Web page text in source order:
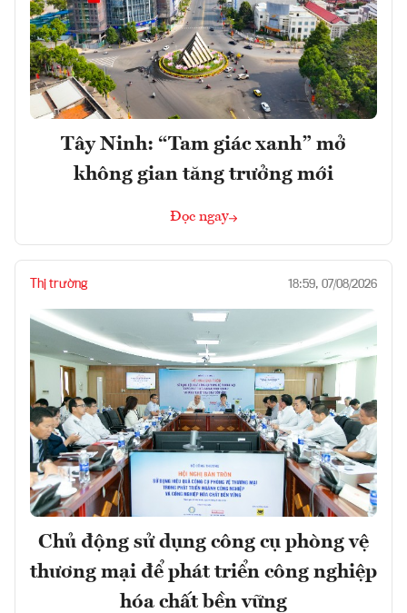
Tây Ninh: “Tam giác xanh” mở
không gian tăng trưởng mới
Đọc ngay
Thị trường 18:59, 07/08/2026
Chủ động sử dụng công cụ phòng vệ
thương mại để phát triển công nghiệp
hóa chất bền vững